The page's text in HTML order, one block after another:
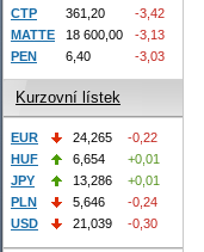
CTP
361,20
-3,42
MATTE
18 600,00
-3,13
PEN
6,40 -3,03
Kurzovní lístek
EUR 24,265
-0,22
HUF
6,654
+0,01
JPY
13,286
+0,01
PLN
5,646
-0,24
USD
21,039 -0,30